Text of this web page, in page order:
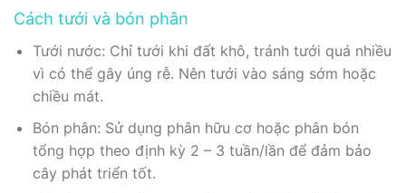
Cách tưới và bón phân
Tưới nước: Chỉ tưới khi đất khô, tránh tưới quá nhiều
vì có thể gây úng rễ. Nên tưới vào sáng sớm hoặc
chiều mát.
Bón phân: Sử dụng phân hữu cơ hoặc phân bón
tổng hợp theo định kỳ 2 – 3 tuần/lần để đảm bảo
cây phát triển tốt.